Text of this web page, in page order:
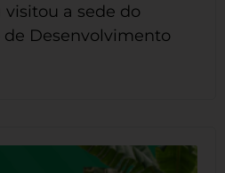
visitou a sede do
Desenvolvimento